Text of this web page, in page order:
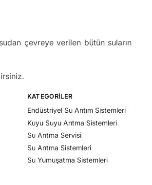
çevreye verilen bütün suların
KATEGORILER
Endüstriyel Su Arıtım Sistemleri
Kuyu Suyu Arıtma Sistemleri
Su Arıtma Servisi
Su Arıtma Sistemleri
Su Yumuşatma Sistemleri